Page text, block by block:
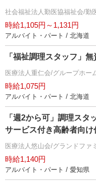
社会福祉法人勤医協福祉会/勤
時給1,105円～1,131円
アルバイト・パート / 北海道
「福祉調理スタッフ」
医療法人重仁会/グループホー
時給1,075円
アルバイト・パート / 北海道
「週2から可」調理スタ
サービス付き高齢者向
医療法人悠山会/グランドファ
時給1,140円
アルバイト・パート / 愛知県